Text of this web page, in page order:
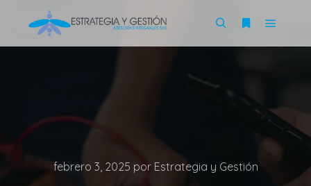
febrero 3, 2025 por Estrategia y Gestión